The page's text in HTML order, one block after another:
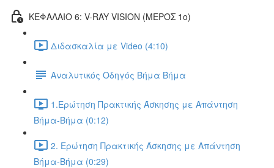
ΚΕΦΑΛΑΙΟ 6: V-RAY VISION (ΜΕΡΟΣ 1ο)
Διδασκαλία με Video (4:10)
Αναλυτικός Οδηγός Βήμα Βήμα
1.Ερώτηση Πρακτικής Άσκησης με Απάντηση
Βήμα-Βήμα (0:12)
2. Ερώτηση Πρακτικής Άσκησης με Απάντηση
Βήμα-Βήμα (0:29)